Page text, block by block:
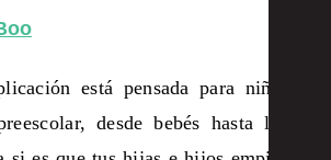
está pensada para niñas y
desde bebés hasta los 3